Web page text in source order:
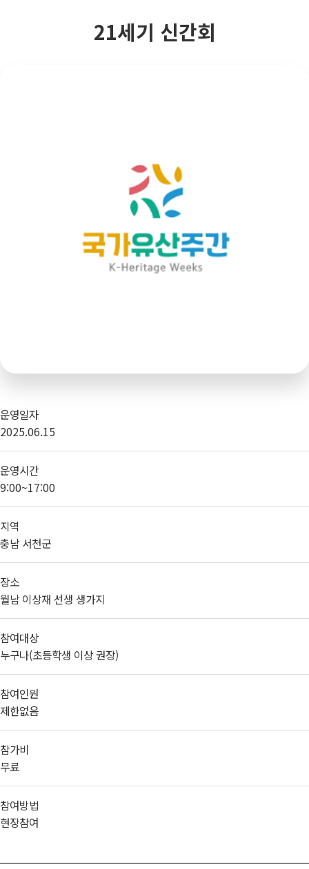
21세기 신간회
운영일자
2025.06.15
운영시간
9:00~17:00
지역
충남 서천군
장소
월남 이상재 선생 생가지
참여대상
누구나(초등학생 이상 권장)
참여인원
제한없음
참가비
무료
참여방법
현장참여